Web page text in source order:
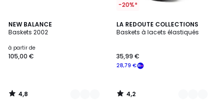
NEW BALANCE
Baskets 2002
à partir de
105,00 €
4,8
/ 5
3
Couleurs
4,8
/
-20%*
LA REDOUTE COLLECTIONS
Baskets à lacets élastiqués
28,79 €
35,99 €
4,2
/ 5
2
Couleurs
4,2
/